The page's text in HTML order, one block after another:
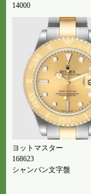
14000
ヨットマスター
168623
シャンパン文字盤